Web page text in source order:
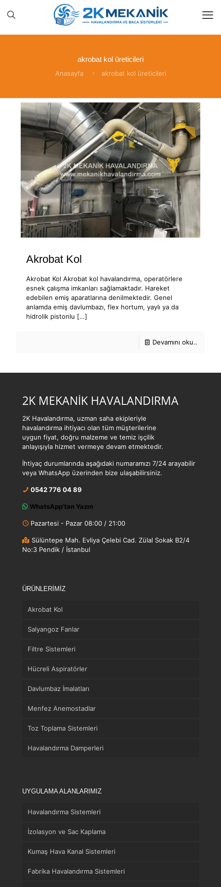
akrobat kol üreticileri
Anasayfa akrobat kol üreticileri
Akrobat Kol
Akrobat Kol Akrobat kol havalandırma, operatörlere
esnek çalışma imkanları sağlamaktadır. Hareket
edebilen emiş aparatlarına denilmektedir. Genel
anlamda emiş davlumbazı, flex hortum, yaylı ya da
hidrolik pistonlu […]
Devamını oku..
2K MEKANİK HAVALANDIRMA
2K Havalandırma, uzman saha ekipleriyle
havalandırma ihtiyacı olan tüm müşterilerine
uygun fiyat, doğru malzeme ve temiz işçilik
anlayışıyla hizmet vermeye devam etmektedir.
İhtiyaç durumlarında aşağıdaki numaramızı 7/24 arayabilir
veya WhatsApp üzerinden bize ulaşabilirsiniz.
0542 776 04 89
WhatsApp'tan Yazın
Pazartesi - Pazar 08:00 / 21:00
Sülüntepe Mah. Evliya Çelebi Cad. Zülal Sokak B2/4
No:3 Pendik / İstanbul
ÜRÜNLERİMİZ
Akrobat Kol
Salyangoz Fanlar
Filtre Sistemleri
Hücreli Aspiratörler
Davlumbaz İmalatları
Menfez Anemostadlar
Toz Toplama Sistemleri
Havalandırma Damperleri
UYGULAMA ALANLARIMIZ
Havalandırma Sistemleri
İzolasyon ve Sac Kaplama
Kumaş Hava Kanal Sistemleri
Fabrika Havalandırma Sistemleri